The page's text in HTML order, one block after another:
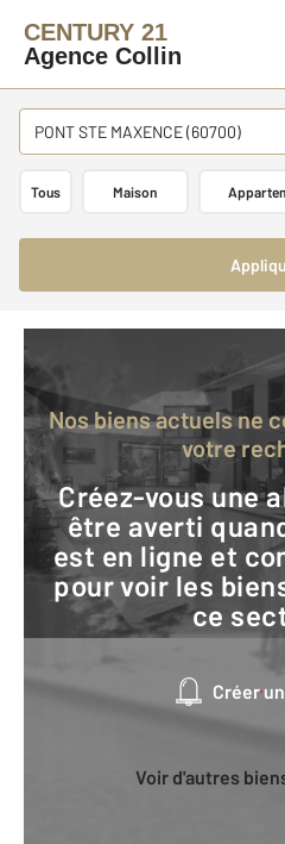
CENTURY 21
Agence Collin
PONT STE MAXENCE (60700)
Tous Maison
Nos biens actuels ne correspondent pas à
votre
Créez-vous une alerte mail pour
être averti
est en ligne et
pour voir les
ce
Créer
Voir d'autres